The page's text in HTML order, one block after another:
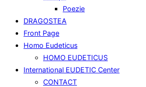
Poezie
DRAGOSTEA
Front Page
Homo Eudeticus
HOMO EUDETICUS
International EUDETIC Center
CONTACT